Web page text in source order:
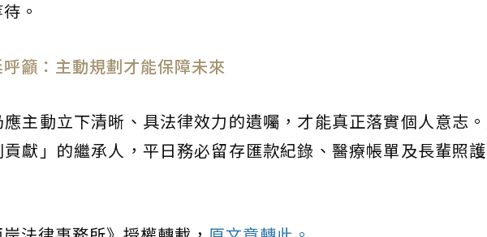
。
籲：主動規劃才能保障未來
主動立下清晰、具法律效力的遺囑，才能真正落實個人意志
獻」的繼承人，平日務必留存匯款紀錄、醫療帳單及長輩照